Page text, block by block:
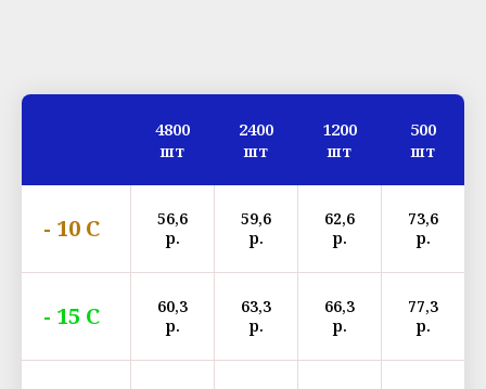
4800
шт
2400
шт
1200
шт
500
шт
- 10 С
56,6
р.
59,6
р.
62,6
р.
73,6
р.
- 15 С
60,3
р.
63,3
р.
66,3
р.
77,3
р.